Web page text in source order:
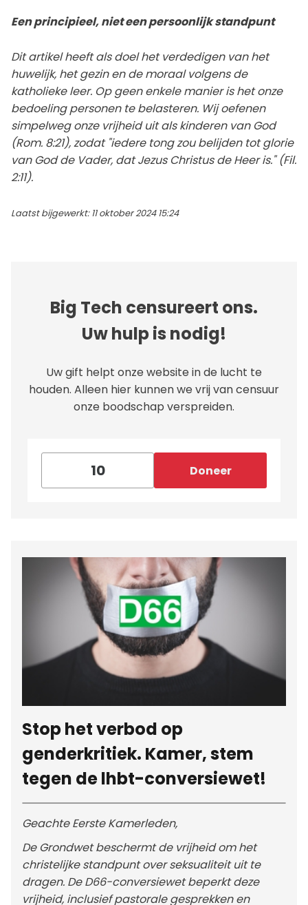
Een principieel, niet een persoonlijk standpunt
Dit artikel heeft als doel het verdedigen van het
huwelijk, het gezin en de moraal volgens de
katholieke leer. Op geen enkele manier is het onze
bedoeling personen te belasteren. Wij oefenen
simpelweg onze vrijheid uit als kinderen van God
(Rom. 8:21), zodat "iedere tong zou belijden tot glorie
van God de Vader, dat Jezus Christus de Heer is." (Fil.
2:11).
Laatst bijgewerkt: 11 oktober 2024 15:24
Big Tech censureert ons.
Uw hulp is nodig!
Uw gift helpt onze website in de lucht te
houden. Alleen hier kunnen we vrij van censuur
onze boodschap verspreiden.
Doneer
Stop het verbod op
genderkritiek. Kamer, stem
tegen de lhbt-conversiewet!
Geachte Eerste Kamerleden,
De Grondwet beschermt de vrijheid om het
christelijke standpunt over seksualiteit uit te
dragen. De D66-conversiewet beperkt deze
vrijheid, inclusief pastorale gesprekken en